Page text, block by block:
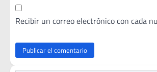
Recibir un correo electrónico con cada